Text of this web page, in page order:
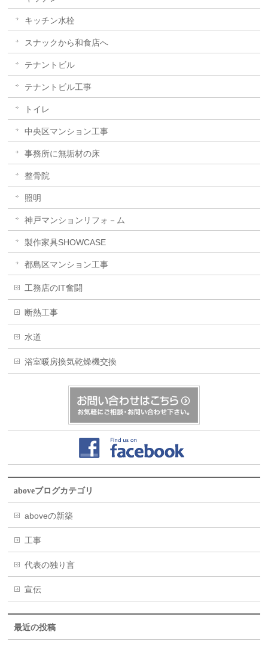
キッチン水栓
スナックから和食店へ
テナントビル
テナントビル工事
トイレ
中央区マンション工事
事務所に無垢材の床
整骨院
照明
神戸マンションリフォ－ム
製作家具SHOWCASE
都島区マンション工事
工務店のIT奮闘
断熱工事
水道
浴室暖房換気乾燥機交換
aboveブログカテゴリ
aboveの新築
工事
代表の独り言
宣伝
最近の投稿